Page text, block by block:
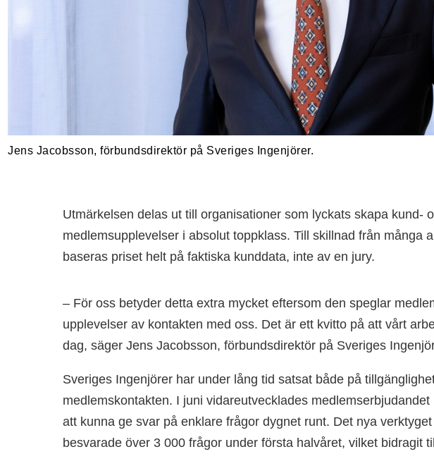
Jens Jacobsson, förbundsdirektör på Sveriges Ingenjörer.
Utmärkelsen delas ut till organisationer som lyckats skapa kund-
medlemsupplevelser i absolut toppklass. Till skillnad från många
baseras priset helt på faktiska kunddata, inte av en jury.
– För oss betyder detta extra mycket eftersom den speglar
upplevelser av kontakten med oss. Det är ett kvitto på att vårt
dag, säger Jens Jacobsson, förbundsdirektör på Sveriges
Sveriges Ingenjörer har under lång tid satsat både på
medlemskontakten. I juni vidareutvecklades
att kunna ge svar på enklare frågor dygnet runt. Det nya
besvarade över 3 000 frågor under första halvåret, vilket bidragit